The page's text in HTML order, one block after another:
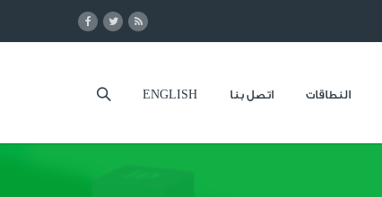
النطاقات اتصل بنا ENGLISH